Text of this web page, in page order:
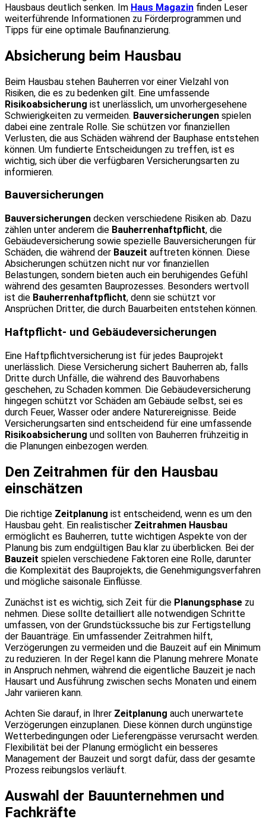
Hausbaus deutlich senken. Im Haus Magazin finden Leser
weiterführende Informationen zu Förderprogrammen und
Tipps für eine optimale Baufinanzierung.
Absicherung beim Hausbau
Beim Hausbau stehen Bauherren vor einer Vielzahl von
Risiken, die es zu bedenken gilt. Eine umfassende
Risikoabsicherung ist unerlässlich, um unvorhergesehene
Schwierigkeiten zu vermeiden. Bauversicherungen spielen
dabei eine zentrale Rolle. Sie schützen vor finanziellen
Verlusten, die aus Schäden während der Bauphase entstehen
können. Um fundierte Entscheidungen zu treffen, ist es
wichtig, sich über die verfügbaren Versicherungsarten zu
informieren.
Bauversicherungen
Bauversicherungen decken verschiedene Risiken ab. Dazu
zählen unter anderem die Bauherrenhaftpflicht, die
Gebäudeversicherung sowie spezielle Bauversicherungen für
Schäden, die während der Bauzeit auftreten können. Diese
Absicherungen schützen nicht nur vor finanziellen
Belastungen, sondern bieten auch ein beruhigendes Gefühl
während des gesamten Bauprozesses. Besonders wertvoll
ist die Bauherrenhaftpflicht, denn sie schützt vor
Ansprüchen Dritter, die durch Bauarbeiten entstehen können.
Haftpflicht- und Gebäudeversicherungen
Eine Haftpflichtversicherung ist für jedes Bauprojekt
unerlässlich. Diese Versicherung sichert Bauherren ab, falls
Dritte durch Unfälle, die während des Bauvorhabens
geschehen, zu Schaden kommen. Die Gebäudeversicherung
hingegen schützt vor Schäden am Gebäude selbst, sei es
durch Feuer, Wasser oder andere Naturereignisse. Beide
Versicherungsarten sind entscheidend für eine umfassende
Risikoabsicherung und sollten von Bauherren frühzeitig in
die Planungen einbezogen werden.
Den Zeitrahmen für den Hausbau
einschätzen
Die richtige Zeitplanung ist entscheidend, wenn es um den
Hausbau geht. Ein realistischer Zeitrahmen Hausbau
ermöglicht es Bauherren, tutte wichtigen Aspekte von der
Planung bis zum endgültigen Bau klar zu überblicken. Bei der
Bauzeit spielen verschiedene Faktoren eine Rolle, darunter
die Komplexität des Bauprojekts, die Genehmigungsverfahren
und mögliche saisonale Einflüsse.
Zunächst ist es wichtig, sich Zeit für die Planungsphase zu
nehmen. Diese sollte detailliert alle notwendigen Schritte
umfassen, von der Grundstückssuche bis zur Fertigstellung
der Bauanträge. Ein umfassender Zeitrahmen hilft,
Verzögerungen zu vermeiden und die Bauzeit auf ein Minimum
zu reduzieren. In der Regel kann die Planung mehrere Monate
in Anspruch nehmen, während die eigentliche Bauzeit je nach
Hausart und Ausführung zwischen sechs Monaten und einem
Jahr variieren kann.
Achten Sie darauf, in Ihrer Zeitplanung auch unerwartete
Verzögerungen einzuplanen. Diese können durch ungünstige
Wetterbedingungen oder Lieferengpässe verursacht werden.
Flexibilität bei der Planung ermöglicht ein besseres
Management der Bauzeit und sorgt dafür, dass der gesamte
Prozess reibungslos verläuft.
Auswahl der Bauunternehmen und
Fachkräfte